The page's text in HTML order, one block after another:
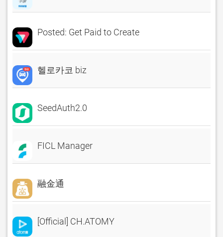
Posted: Get Paid to Create
헬로카코 biz
SeedAuth2.0
FICL Manager
融金通
[Official] CH.ATOMY